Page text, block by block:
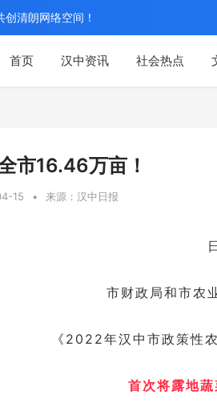
首页 汉中资讯 社会热点
清朗网络空间！
市16.46万亩！
15 • 来源：汉中日报
市财政局和市农
《2022年汉中市政策性
首次将露地